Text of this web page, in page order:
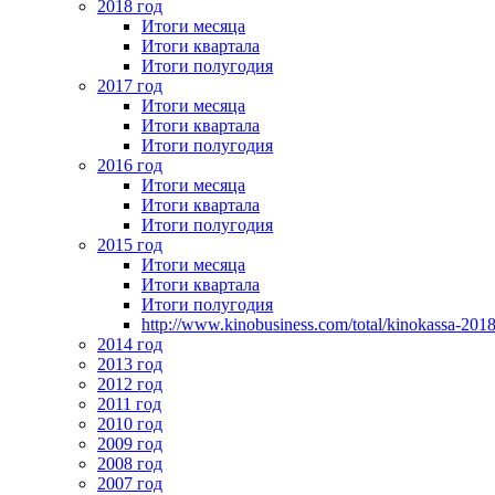
2018 год
Итоги месяца
Итоги квартала
Итоги полугодия
2017 год
Итоги месяца
Итоги квартала
Итоги полугодия
2016 год
Итоги месяца
Итоги квартала
Итоги полугодия
2015 год
Итоги месяца
Итоги квартала
Итоги полугодия
http://www.kinobusiness.com/total/kinokassa-
2014 год
2013 год
2012 год
2011 год
2010 год
2009 год
2008 год
2007 год